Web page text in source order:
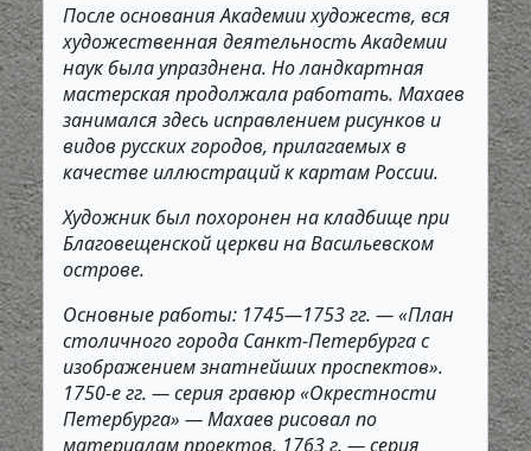
После основания Академии художеств, вся
художественная деятельность Академии
наук была упразднена. Но ландкартная
мастерская продолжала работать. Махаев
занимался здесь исправлением рисунков и
видов русских городов, прилагаемых в
качестве иллюстраций к картам России.
Художник был похоронен на кладбище при
Благовещенской церкви на Васильевском
острове.
Основные работы: 1745—1753 гг. — «План
столичного города Санкт-Петербурга с
изображением знатнейших проспектов».
1750-е гг. — серия гравюр «Окрестности
Петербурга» — Махаев рисовал по
материалам проектов. 1763 г. — серия